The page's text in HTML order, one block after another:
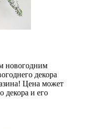
новогодним
декора
Цена может
декора и его